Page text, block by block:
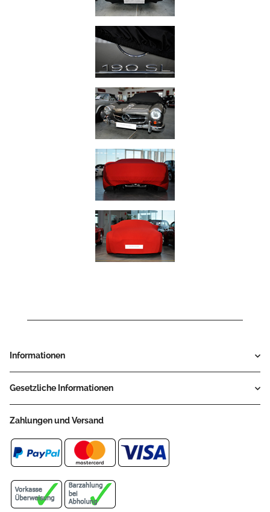
Informationen
Gesetzliche Informationen
Zahlungen und Versand